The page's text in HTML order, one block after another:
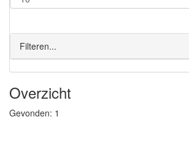
Filteren...
Overzicht
Gevonden: 1